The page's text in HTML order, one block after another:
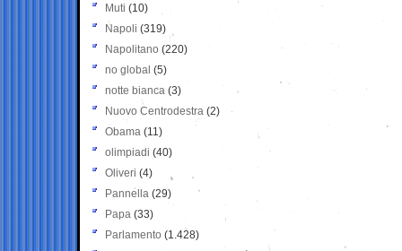
Muti (10)
Napoli (319)
Napolitano (220)
no global (5)
notte bianca (3)
Nuovo Centrodestra (2)
Obama (11)
olimpiadi (40)
Oliveri (4)
Pannella (29)
Papa (33)
Parlamento (1.428)